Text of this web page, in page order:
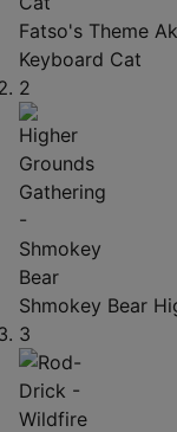
Fatso's Theme
Keyboard Cat
2
Shmokey Bear
3